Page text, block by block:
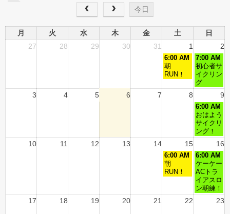
今日
月 火 水 木 金 土
日
27
28 29 30 31 1 2
6:00 AM
朝
RUN！
7:00 AM
初心者サ
イクリン
グ
3 4 5 6 7 8 9
6:00 AM
おはよう
サイクリ
ング！
10 11 12 13 14 15 16
6:00 AM
朝
RUN！
6:00 AM
ケーケー
ACトラ
イアスロ
ン朝練！
17 18 19 20 21 22 23